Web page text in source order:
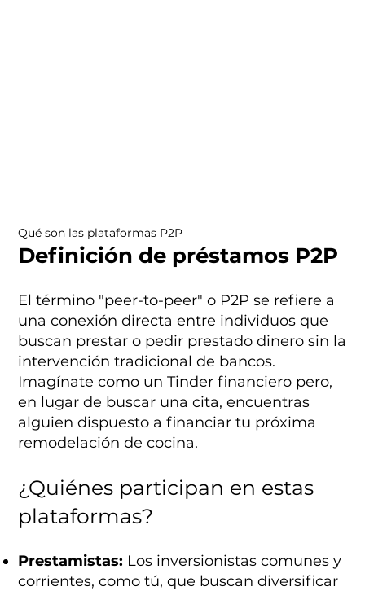
Qué son las plataformas P2P
Definición de préstamos P2P
El término "peer-to-peer" o P2P se refiere a
una conexión directa entre individuos que
buscan prestar o pedir prestado dinero sin la
intervención tradicional de bancos.
Imagínate como un Tinder financiero pero,
en lugar de buscar una cita, encuentras
alguien dispuesto a financiar tu próxima
remodelación de cocina.
¿Quiénes participan en estas
plataformas?
Prestamistas: Los inversionistas comunes y
corrientes, como tú, que buscan diversificar